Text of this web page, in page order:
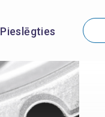
Pieslēgties